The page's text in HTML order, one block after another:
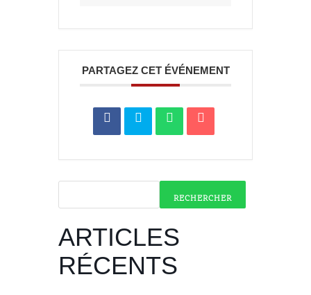
PARTAGEZ CET ÉVÉNEMENT
RECHERCHER
ARTICLES
RÉCENTS